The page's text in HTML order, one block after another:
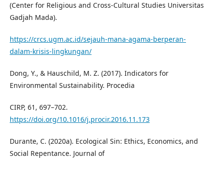
(Center for Religious and Cross-Cultural Studies Universitas
Gadjah Mada).
https://crcs.ugm.ac.id/sejauh-mana-agama-berperan-
dalam-krisis-lingkungan/
Dong, Y., & Hauschild, M. Z. (2017). Indicators for
Environmental Sustainability. Procedia
CIRP, 61, 697–702.
https://doi.org/10.1016/j.procir.2016.11.173
Durante, C. (2020a). Ecological Sin: Ethics, Economics, and
Social Repentance. Journal of